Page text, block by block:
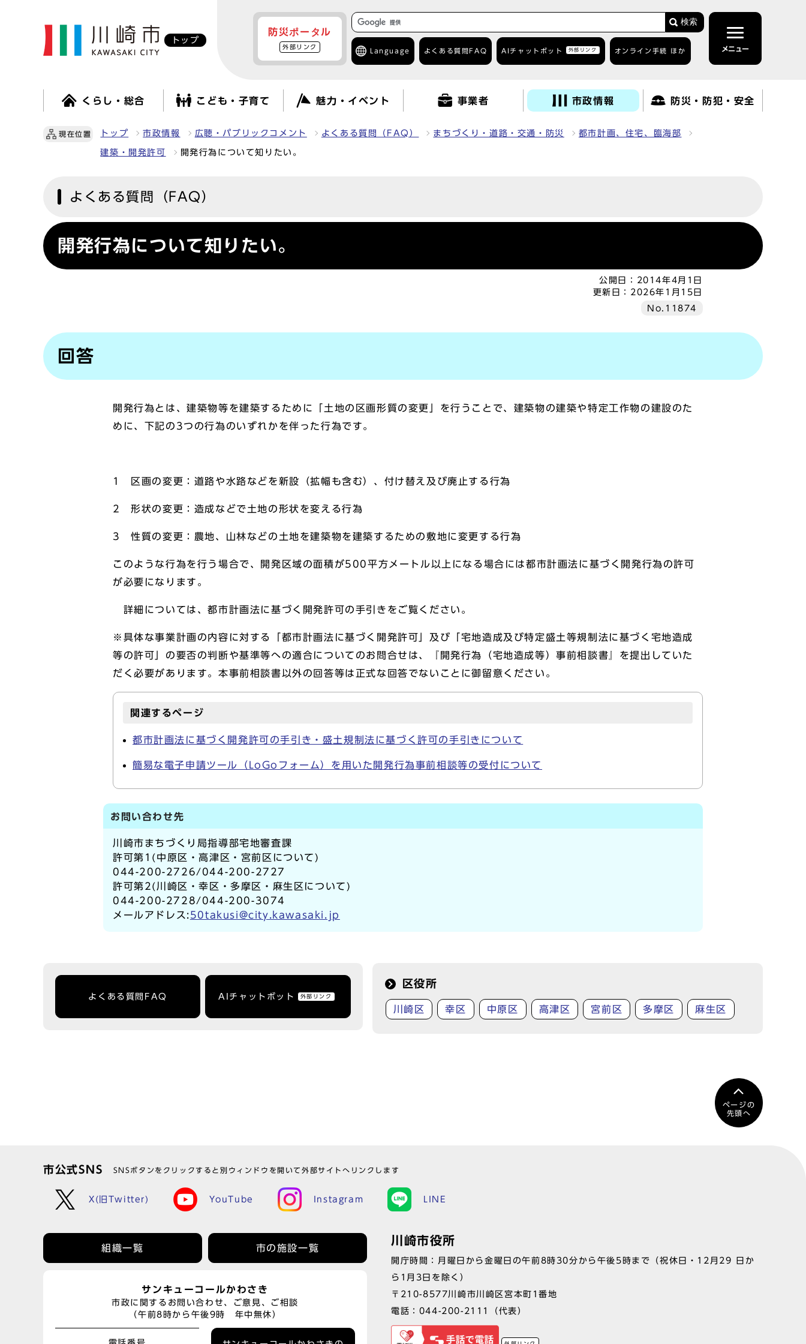
トップ
防災ポータル
外部リンク
検索
Language よくある質問 FAQ AIチャットボット 外部リンク オンライン手続 ほか メニュー
くらし・総合 こども・子育て 魅力・イベント 事業者 市政情報 防災・防犯・安全
現在位置 トップ 市政情報 広聴・パブリックコメント よくある質問（FAQ） まちづくり・道路・交通・防災 都市計画、住宅、臨海部
建築・開発許可 開発行為について知りたい。
よくある質問（FAQ）
開発行為について知りたい。
公開日：
2014年4月1日
更新日： 2026年1月15日
No.11874
回答
開発行為とは、建築物等を建築するために「土地の区画形質の変更」を行うことで、建築物の建築や特定工作物の建設のた
めに、下記の3つの行為のいずれかを伴った行為です。
1 区画の変更：道路や水路などを新設（拡幅も含む）、付け替え及び廃止する行為
2 形状の変更：造成などで土地の形状を変える行為
3 性質の変更：農地、山林などの土地を建築物を建築するための敷地に変更する行為
このような行為を行う場合で、開発区域の面積が500平方メートル以上になる場合には都市計画法に基づく開発行為の許可
が必要になります。
詳細については、都市計画法に基づく開発許可の手引きをご覧ください。
※具体な事業計画の内容に対する「都市計画法に基づく開発許可」及び「宅地造成及び特定盛土等規制法に基づく宅地造成
等の許可」の要否の判断や基準等への適合についてのお問合せは、『開発行為（宅地造成等）事前相談書』を提出していた
だく必要があります。本事前相談書以外の回答等は正式な回答でないことに御留意ください。
関連するページ
都市計画法に基づく開発許可の手引き・盛土規制法に基づく許可の手引きについて
簡易な電子申請ツール（LoGoフォーム）を用いた開発行為事前相談等の受付について
お問い合わせ先
川崎市まちづくり局指導部宅地審査課
許可第1(中原区・高津区・宮前区について)
044-200-2726/044-200-2727
許可第2(川崎区・幸区・多摩区・麻生区について)
044-200-2728/044-200-3074
メールアドレス:50takusi@city.kawasaki.jp
よくある質問FAQ AIチャットボット 外部リンク
区役所
川崎区 幸区 中原区 高津区 宮前区 多摩区 麻生区
ページの
先頭へ
市公式SNS SNSボタンをクリックすると別ウィンドウを開いて外部サイトへリンクします
X(旧Twitter) YouTube Instagram LINE
組織一覧 市の施設一覧
サンキューコールかわさき
市政に関するお問い合わせ、ご意見、ご相談
（午前8時から午後9時 年中無休）
川崎市役所
開庁時間：月曜日から金曜日の午前8時30分から午後5時まで（祝休日・12月29 日か
ら1月3日を除く）
〒210-8577川崎市川崎区宮本町1番地
電話： 044-200-2111 （代表）